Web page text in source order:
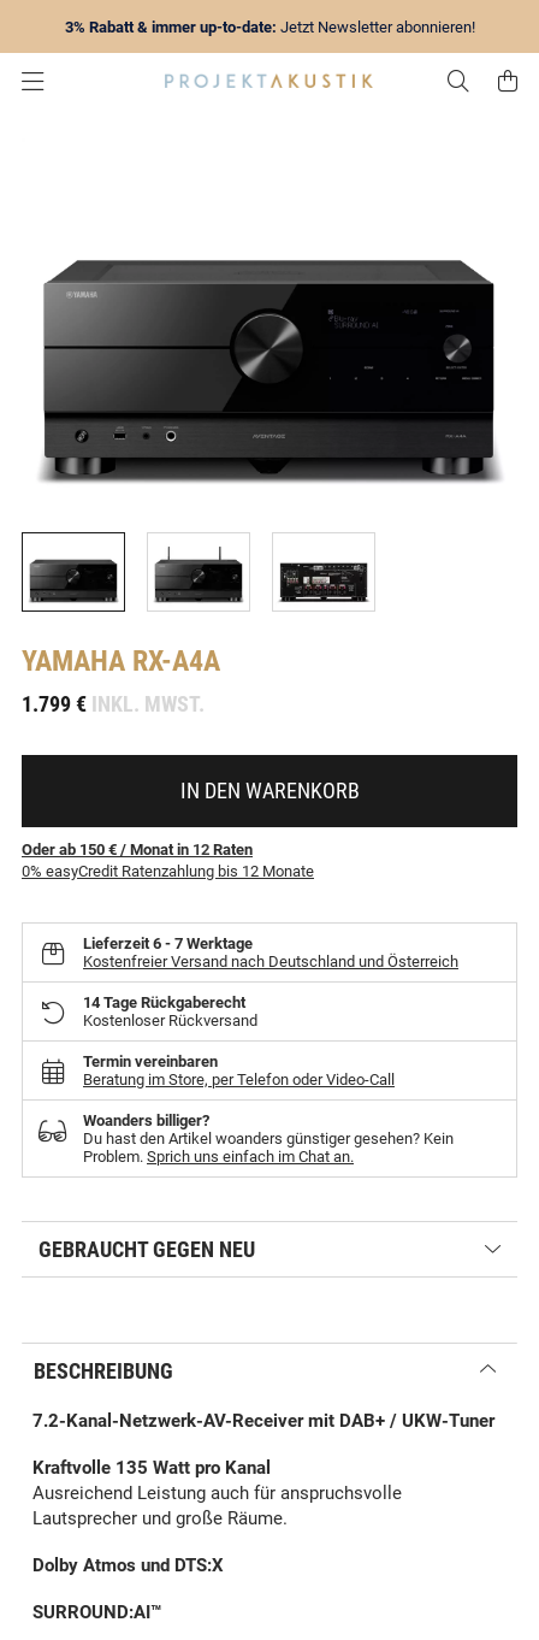
3% Rabatt & immer up-to-date: Jetzt Newsletter abonnieren!
Zur
YAMAHA RX-A4A
1.799 € INKL. MWST.
IN DEN WARENKORB
Oder ab 150 € / Monatin 12 Raten
0% easyCredit Ratenzahlung bis 12 Monate
Lieferzeit6 - 7 Werktage
Kostenfreier Versand nach Deutschland und Österreich
14 Tage Rückgaberecht
Kostenloser Rückversand
Termin vereinbaren
Beratung im Store, per Telefon oder Video-Call
Woanders billiger?
Du hast den Artikel woanders günstiger gesehen? Kein
Problem. Sprich uns einfach im Chat an.
GEBRAUCHT GEGEN NEU
BESCHREIBUNG
7.2-Kanal-Netzwerk-AV-Receiver mit DAB+ / UKW-Tuner
Kraftvolle 135 Watt pro Kanal
Ausreichend Leistung auch für anspruchsvolle
Lautsprecher und große Räume.
Dolby Atmos und DTS:X
SURROUND:AI™